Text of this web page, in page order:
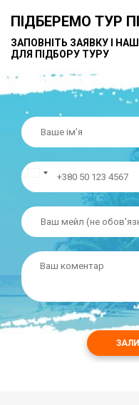
ПІДБЕРЕМО ТУР
ЗАПОВНІТЬ ЗАЯВКУ І
ДЛЯ ПІДБОРУ ТУРУ